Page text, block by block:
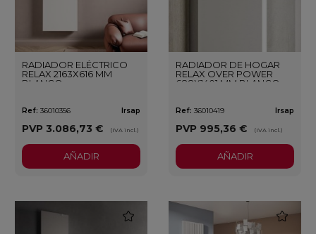
RADIADOR ELÉCTRICO
RELAX 2163X616 MM
BLANCO
Ref: 36010356 Irsap
PVP 3.086,73 € (IVA incl.)
AÑADIR
RADIADOR DE HOGAR
RELAX OVER POWER
688X1401 MM BLANCO
Ref: 36010419 Irsap
PVP 995,36 € (IVA incl.)
AÑADIR
favorite